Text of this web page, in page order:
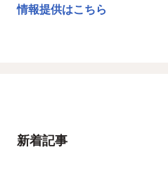
情報提供はこちら
新着記事